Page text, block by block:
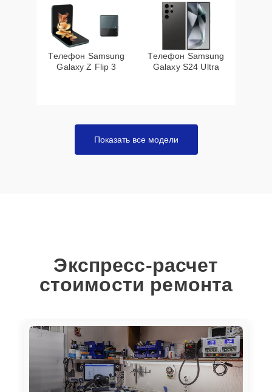
Телефон Samsung
Galaxy Z Flip 3
Телефон Samsung
Galaxy S24 Ultra
Показать все модели
Экспресс-расчет
стоимости ремонта